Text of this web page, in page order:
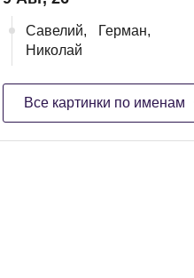
Савелий,
Герман,
Николай
Все картинки по именам